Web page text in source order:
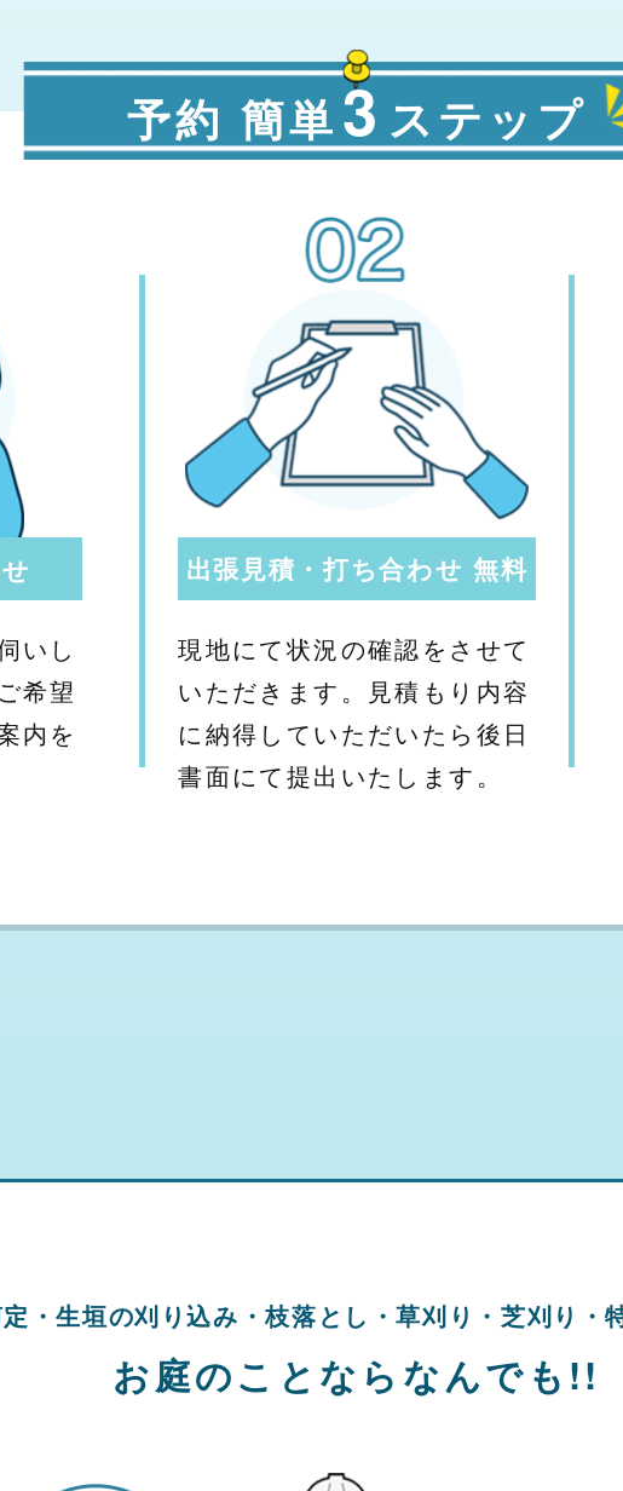
予約 簡単3 ステップ
いし
希望
内を
出張見積・打ち合わせ 無料
現地にて状況の確認をさせて
いただきます。見積もり内容
に納得していただいたら後日
書面にて提出いたします。
・生垣の刈り込み・枝落とし・草刈り・ 芝刈り・
お庭のことならなんでも!!